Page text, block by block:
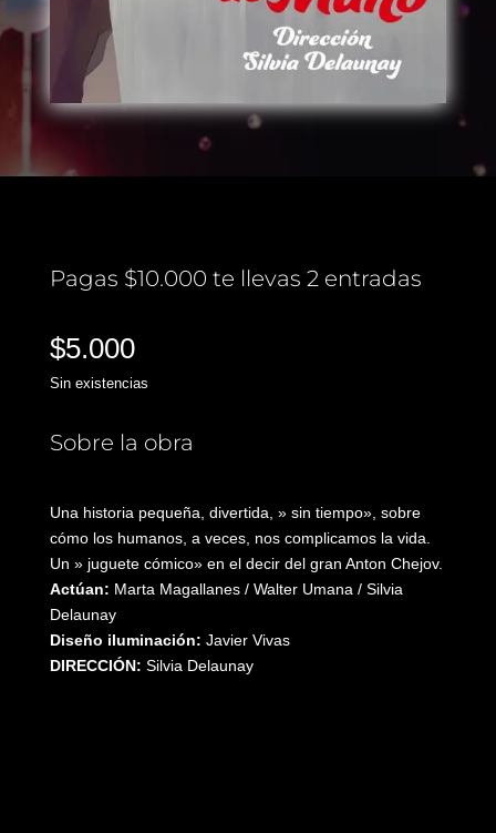
Pagas $10.000 te llevas 2 entradas
$5.000
Sin existencias
Sobre la obra
Una historia pequeña, divertida, » sin tiempo», sobre
cómo los humanos, a veces, nos complicamos la vida.
Un » juguete cómico» en el decir del gran Anton Chejov.
Actúan: Marta Magallanes / Walter Umana / Silvia
Delaunay
Diseño iluminación: Javier Vivas
DIRECCIÓN: Silvia Delaunay